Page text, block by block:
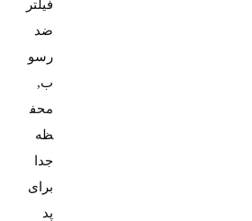
فیلتر
ضد
رسو
ب,
محف
ظه
جدا
برای
پد